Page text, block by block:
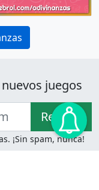
juegos
Recibir!
¡Sin spam, nunca!